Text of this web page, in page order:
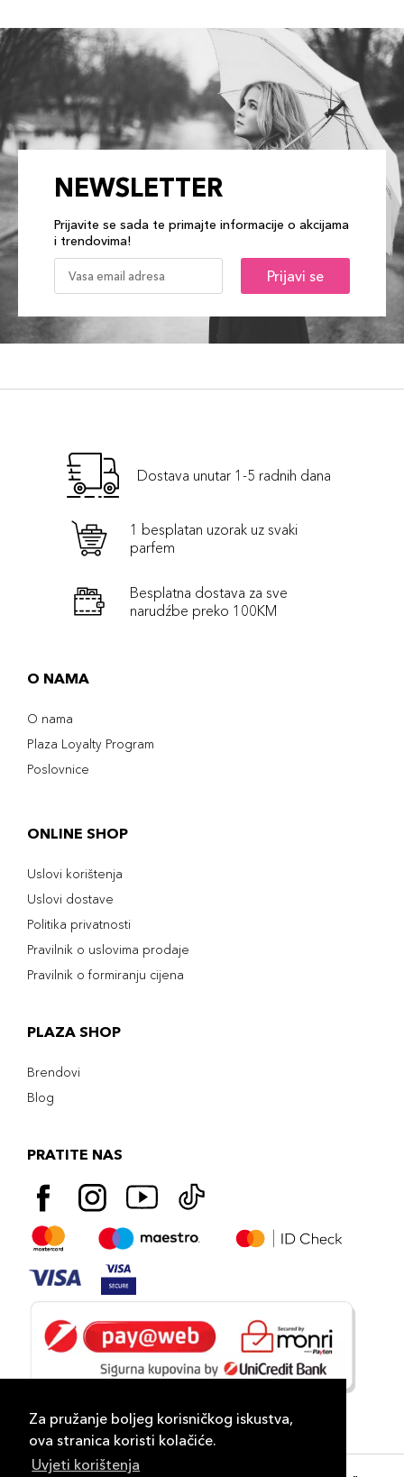
Za pružanje boljeg korisničkog iskustva,
ova stranica koristi kolačiće.
Uvjeti korištenja
NEWSLETTER
Prijavite se sada te primajte informacije o akcijama
i trendovima!
Prijavi se
Dostava unutar 1-5 radnih dana
1 besplatan uzorak uz svaki
parfem
Besplatna dostava za sve
narudźbe preko 100KM
O NAMA
O nama
Plaza Loyalty Program
Poslovnice
ONLINE SHOP
Uslovi korištenja
Uslovi dostave
Politika privatnosti
Pravilnik o uslovima prodaje
Pravilnik o formiranju cijena
PLAZA SHOP
Brendovi
Blog
PRATITE NAS